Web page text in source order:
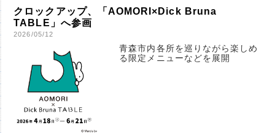
クロックアップ、「AOMORI×Dick Bruna
TABLE」へ参画
2026/05/12
青森市内各所を巡りながら楽しめ
る限定メニューなどを展開